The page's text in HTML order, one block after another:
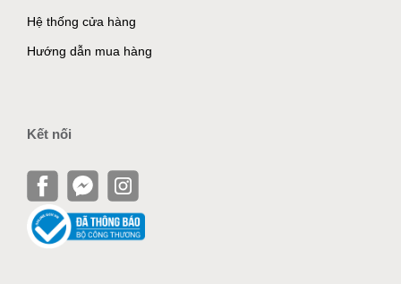
Hệ thống cửa hàng
Hướng dẫn mua hàng
Kết nối